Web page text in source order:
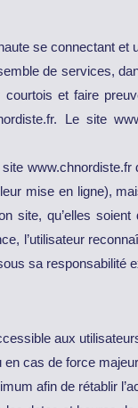
se connectant
de services,
et faire
Le site
mise en ligne),
site, qu’elles
l’utilisateur
sa responsabilité
aux
cas de force
afin de rétablir